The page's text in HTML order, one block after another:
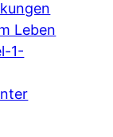
Leben
1-